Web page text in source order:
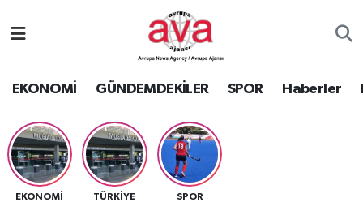
EKONOMİ GÜNDEMDEKİLER SPOR Haberler
EKONOMİ TÜRKİYE SPOR
Nöbetçi Eczaneler
Namaz Vakitleri
Trafik Durumu